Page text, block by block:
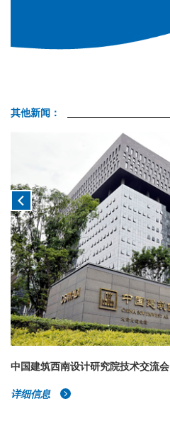
其他新闻：
中国建筑西南设计研究院技术交流会
详细信息